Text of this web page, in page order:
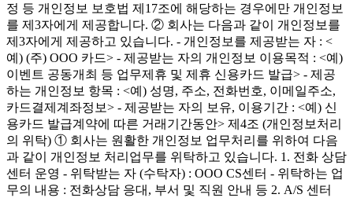
정 등 개인정보 보호법 제17조에 해당하는 경우에만 개인정보
를 제3자에게 제공합니다. ② 회사는 다음과 같이 개인정보를
제3자에게 제공하고 있습니다. - 개인정보를 제공받는 자 : <
예) (주) OOO 카드> - 제공받는 자의 개인정보 이용목적 : <예)
이벤트 공동개최 등 업무제휴 및 제휴 신용카드 발급> - 제공
하는 개인정보 항목 : <예) 성명, 주소, 전화번호, 이메일주소,
카드결제계좌정보> - 제공받는 자의 보유, 이용기간 : <예) 신
용카드 발급계약에 따른 거래기간동안> 제4조 (개인정보처리
의 위탁) ① 회사는 원활한 개인정보 업무처리를 위하여 다음
과 같이 개인정보 처리업무를 위탁하고 있습니다. 1. 전화 상담
센터 운영 - 위탁받는 자 (수탁자) : OOO CS센터 - 위탁하는 업
무의 내용 : 전화상담 응대, 부서 및 직원 안내 등 2. A/S 센터